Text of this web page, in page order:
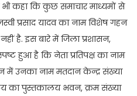
कहा कि कुछ समाचार माध्यमों से
प्रसाद यादव का नाम विशेष गहन
है. इस बारे में जिला प्रशासन,
हुआ है कि नेता प्रतिपक्ष का नाम
में उनका नाम मतदान केन्द्र संख्या
का पुस्तकालय भवन, क्रम संख्या